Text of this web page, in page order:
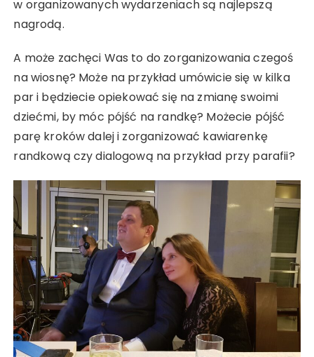
w organizowanych wydarzeniach są najlepszą
nagrodą.
A może zachęci Was to do zorganizowania czegoś
na wiosnę? Może na przykład umówicie się w kilka
par i będziecie opiekować się na zmianę swoimi
dziećmi, by móc pójść na randkę? Możecie pójść
parę kroków dalej i zorganizować kawiarenkę
randkową czy dialogową na przykład przy parafii?